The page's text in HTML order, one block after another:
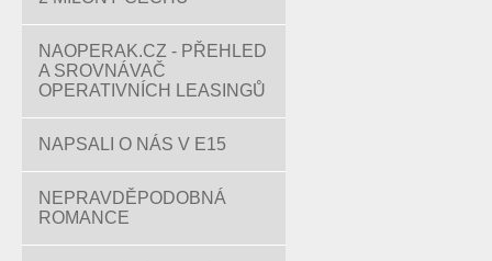
NAOPERAK.CZ - PŘEHLED
A SROVNÁVAČ
OPERATIVNÍCH LEASINGŮ
NAPSALI O NÁS V E15
NEPRAVDĚPODOBNÁ
ROMANCE